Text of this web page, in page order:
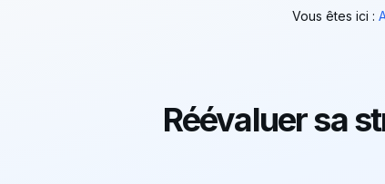
Vous êtes ici :
Réévaluer sa